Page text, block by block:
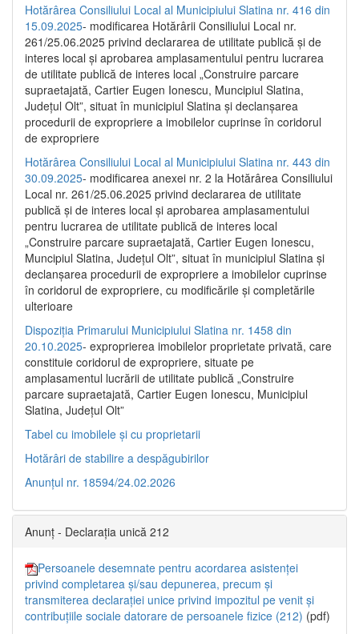
Hotărârea Consiliului Local al Municipiului Slatina nr. 416 din
15.09.2025- modificarea Hotărârii Consiliului Local nr.
261/25.06.2025 privind declararea de utilitate publică și de
interes local și aprobarea amplasamentului pentru lucrarea
de utilitate publică de interes local „Construire parcare
supraetajată, Cartier Eugen Ionescu, Muncipiul Slatina,
Județul Olt”, situat în municipiul Slatina și declanșarea
procedurii de expropriere a imobilelor cuprinse în coridorul
de expropriere
Hotărârea Consiliului Local al Municipiului Slatina nr. 443 din
30.09.2025- modificarea anexei nr. 2 la Hotărârea Consiliului
Local nr. 261/25.06.2025 privind declararea de utilitate
publică şi de interes local şi aprobarea amplasamentului
pentru lucrarea de utilitate publică de interes local
„Construire parcare supraetajată, Cartier Eugen Ionescu,
Muncipiul Slatina, Judeţul Olt”, situat în municipiul Slatina şi
declanşarea procedurii de expropriere a imobilelor cuprinse
în coridorul de expropriere, cu modificările şi completările
ulterioare
Dispoziția Primarului Municipiului Slatina nr. 1458 din
20.10.2025- exproprierea imobilelor proprietate privată, care
constituie coridorul de expropriere, situate pe
amplasamentul lucrării de utilitate publică „Construire
parcare supraetajată, Cartier Eugen Ionescu, Municipiul
Slatina, Județul Olt”
Tabel cu imobilele și cu proprietarii
Hotărâri de stabilire a despăgubirilor
Anunțul nr. 18594/24.02.2026
Anunț - Declarația unică 212
Persoanele desemnate pentru acordarea asistenței
privind completarea și/sau depunerea, precum și
transmiterea declarației unice privind impozitul pe venit și
contribuțiile sociale datorare de persoanele fizice (212) (pdf)